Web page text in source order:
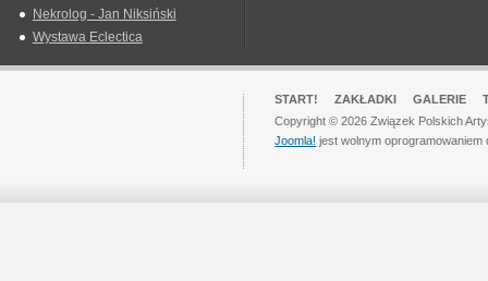
Nekrolog - Jan Niksiński
Wystawa Eclectica
START! ZAKŁADKI GALERIE
Copyright © 2026 Związek Polskich
Joomla! jest wolnym